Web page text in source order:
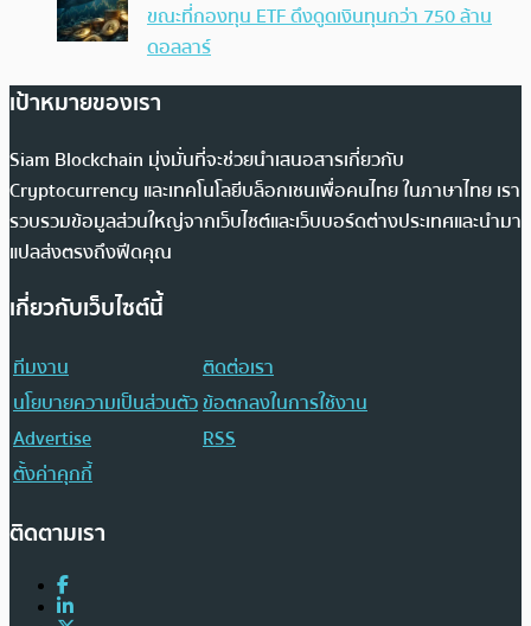
ขณะที่กองทุน ETF ดึงดูดเงินทุนกว่า 750 ล้าน
ดอลลาร์
เป้าหมายของเรา
Siam Blockchain มุ่งมั่นที่จะช่วยนำเสนอสารเกี่ยวกับ
Cryptocurrency และเทคโนโลยีบล็อกเชนเพื่อคนไทย ในภาษาไทย เรา
รวบรวมข้อมูลส่วนใหญ่จากเว็บไซต์และเว็บบอร์ดต่างประเทศและนำมา
แปลส่งตรงถึงฟีดคุณ
เกี่ยวกับเว็บไซต์นี้
ทีมงาน
ติดต่อเรา
นโยบายความเป็นส่วนตัวข้อตกลงในการใช้งาน
Advertise
RSS
ตั้งค่าคุกกี้
ติดตามเรา